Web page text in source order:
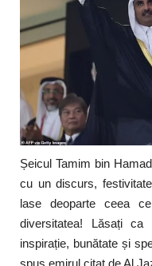
Șeicul Tamim bin
cu un discurs,
lase deoparte ceea
diversitatea! Lăsați
inspirație, bunătate și
spus emirul citat de Al